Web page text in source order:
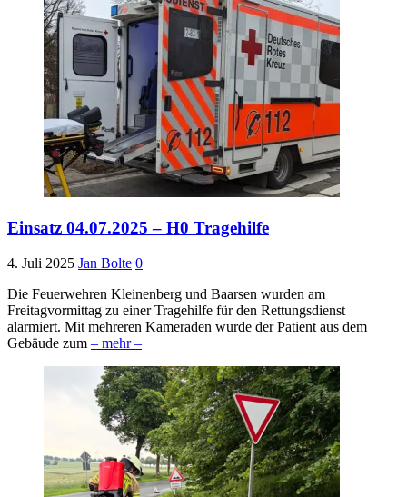
Einsatz 04.07.2025 – H0 Tragehilfe
4. Juli 2025 Jan Bolte 0
Die Feuerwehren Kleinenberg und Baarsen wurden am
Freitagvormittag zu einer Tragehilfe für den Rettungsdienst
alarmiert. Mit mehreren Kameraden wurde der Patient aus dem
Gebäude zum – mehr –